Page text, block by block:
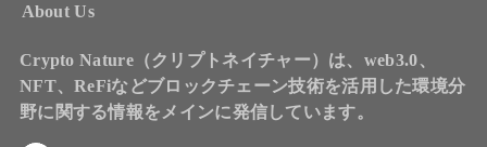
About Us
Crypto Nature（クリプトネイチャー）は、web3.0、
NFT、ReFiなどブロックチェーン技術を活用した環境分
野に関する情報をメインに発信しています。